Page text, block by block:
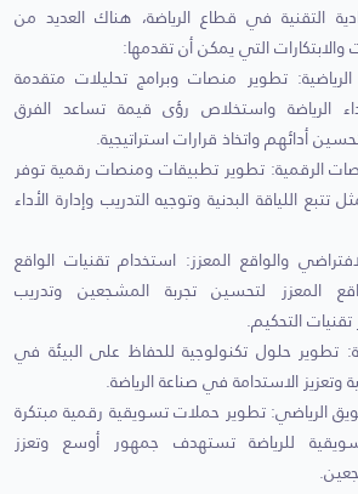
التقنية في قطاع الرياضة، هناك العديد من
والابتكارات التي يمكن أن تقدمها:
الرياضية: تطوير منصات وبرامج تحليلات متقدمة
الرياضة واستخلاص رؤى قيمة تساعد الفرق
أدائهم واتخاذ قرارات استراتيجية.
الرقمية: تطوير تطبيقات ومنصات رقمية توفر
اللياقة البدنية وتوجيه التدريب وإدارة الأداء
والواقع المعزز: استخدام تقنيات الواقع
المعزز لتحسين تجربة المشجعين وتدريب
التحكيم.
تطوير حلول تكنولوجية للحفاظ على البيئة في
وتعزيز الاستدامة في صناعة الرياضة.
الرياضي: تطوير حملات تسويقية رقمية مبتكرة
للرياضة تستهدف جمهور أوسع وتعزز